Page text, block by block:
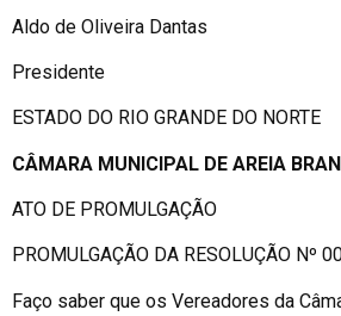
Aldo de Oliveira Dantas
Presidente
ESTADO DO RIO GRANDE DO NORTE
CÂMARA MUNICIPAL DE AREIA
ATO DE PROMULGAÇÃO
PROMULGAÇÃO DA RESOLUÇÃO Nº
Faço saber que os Vereadores da